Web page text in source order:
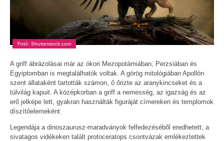
Fotó: Shutterstock.com
A griff ábrázolásai már az ókori Mezopotámiában, Perzsiában és
Egyiptomban is megtalálhatók voltak. A görög mitológiában Apollón
szent állataként tartották számon, ő őrizte az aranykincseket és a
túlvilág kapuit. A középkorban a griff a nemesség, az igazság és az
erő jelképe lett, gyakran használták figuráját címereken és templomok
díszítőelemeként.
Legendája a dinoszaurusz-maradványok felfedezéséből eredhetett, a
sivatagos vidékeken talált protoceratops csontvázak emlékeztettek